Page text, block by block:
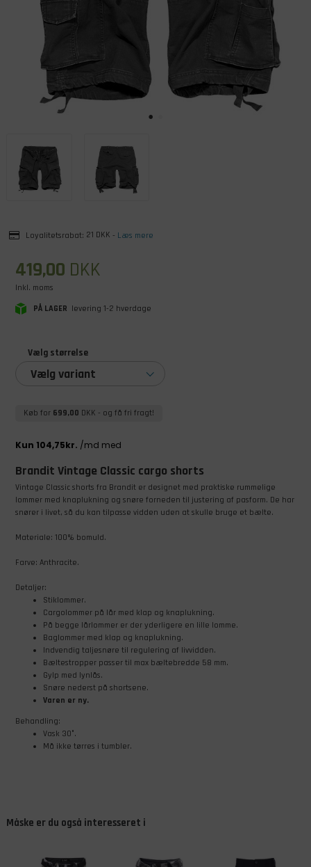
Loyalitetsrabat: 21 DKK - Læs mere
419,00 DKK
Inkl. moms
PÅ LAGER levering 1-2 hverdage
Vælg størrelse
Vælg variant
Køb for 699,00 DKK - og få fri fragt!
Brandit Vintage Classic cargo shorts
​Vintage Classic shorts fra Brandit er designet med praktiske rummelige
lommer med knaplukning og snøre forneden til justering af pasform. De har
snører i livet, så du kan tilpasse vidden uden at skulle bruge et bælte.
​Materiale: 100% bomuld.
Farve: Anthracite.
Detaljer:
Stiklommer.
Cargolommer på lår med klap og knaplukning.
På begge lårlommer er der yderligere en lille lomme.
Baglommer med klap og knaplukning.
Indvendig taljesnøre til regulering af livvidden.
Bæltestropper passer til max bæltebredde 58 mm.
Gylp med lynlås.
Snøre nederst på shortsene.
Varen er ny.
Behandling:
Vask 30°.
Må ikke tørres i tumbler.
Måske er du også interesseret i